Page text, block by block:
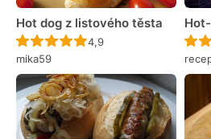
Hot dog z listového těsta
Recept ještě nebyl
4,9
mika59